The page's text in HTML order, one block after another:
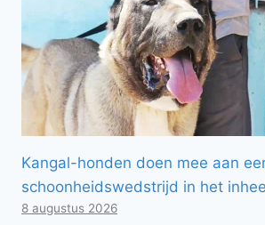
Kangal-honden doen mee aan
schoonheidswedstrijd in het
8 augustus 2026